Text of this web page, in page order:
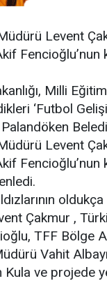
Levent
Fencioğlu’nun
Milli
‘Futbol
Levent
Fencioğlu’nun
Çakmur ,
TFF Bölge
Vahit
ve projede